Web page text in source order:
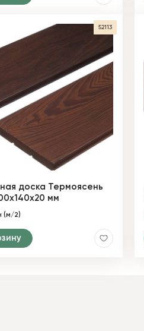
52113
доска Термоясень
мм
(м/2)